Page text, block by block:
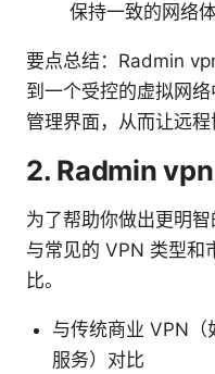
保持一致的网络体
要点总结：Radmin
到一个受控的虚拟网
管理界面，从而让远程
2. Radmin
为了帮助你做出更明
与常见的 VPN 类型和
比。
与传统商业 VPN
服务）对比